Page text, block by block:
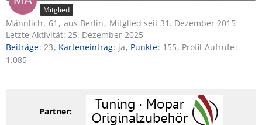
Mitglied
Männlich 61 aus Berlin
Mitglied seit 31. Dezember 2015
Letzte Aktivität: 25. Dezember 2025
Beiträge 23 Karteneintrag ja Punkte 155 Profil-Aufrufe
1.085
Partner: